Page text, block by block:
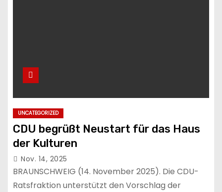
UNCATEGORIZED
CDU begrüßt Neustart für das Haus
der Kulturen
Nov. 14, 2025
BRAUNSCHWEIG (14. November 2025). Die CDU-
Ratsfraktion unterstützt den Vorschlag der